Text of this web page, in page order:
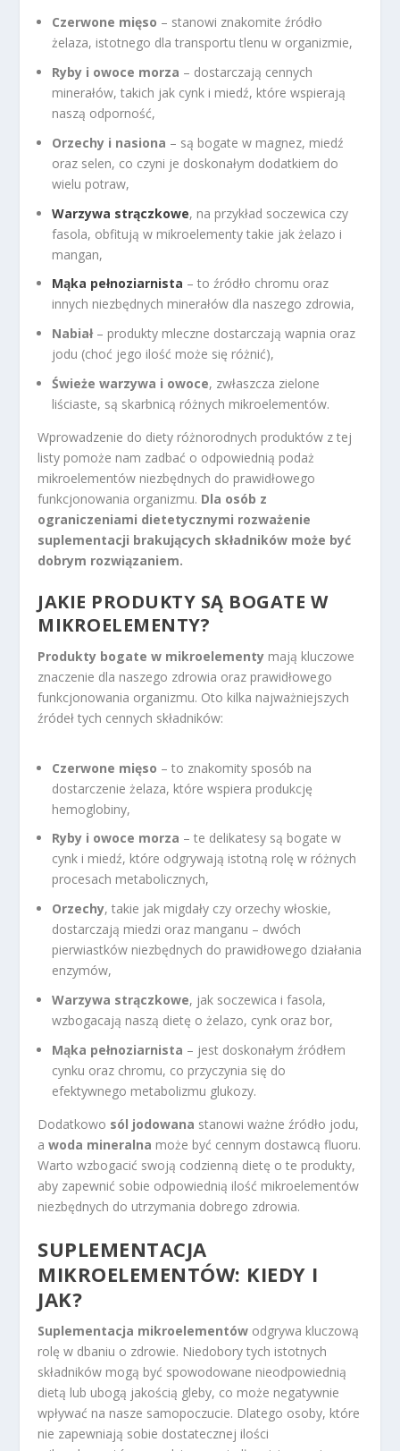
Czerwone mięso – stanowi znakomite źródło
żelaza, istotnego dla transportu tlenu w organizmie,
Ryby i owoce morza – dostarczają cennych
minerałów, takich jak cynk i miedź, które wspierają
naszą odporność,
Orzechy i nasiona – są bogate w magnez, miedź
oraz selen, co czyni je doskonałym dodatkiem do
wielu potraw,
Warzywa strączkowe, na przykład soczewica czy
fasola, obfitują w mikroelementy takie jak żelazo i
mangan,
Mąka pełnoziarnista – to źródło chromu oraz
innych niezbędnych minerałów dla naszego zdrowia,
Nabiał– produkty mleczne dostarczają wapnia oraz
jodu (choć jego ilość może się różnić),
Świeże warzywa i owoce, zwłaszcza zielone
liściaste, są skarbnicą różnych mikroelementów.
Wprowadzenie do diety różnorodnych produktów z tej
listy pomoże nam zadbać o odpowiednią podaż
mikroelementów niezbędnych do prawidłowego
funkcjonowania organizmu. Dla osób z
ograniczeniami dietetycznymi rozważenie
suplementacji brakujących składników może być
dobrym rozwiązaniem.
JAKIE PRODUKTY SĄ BOGATE W
MIKROELEMENTY?
Produkty bogate w mikroelementy mają kluczowe
znaczenie dla naszego zdrowia oraz prawidłowego
funkcjonowania organizmu. Oto kilka najważniejszych
źródeł tych cennych składników:
Czerwone mięso – to znakomity sposób na
dostarczenie żelaza, które wspiera produkcję
hemoglobiny,
Ryby i owoce morza – te delikatesy są bogate w
cynk i miedź, które odgrywają istotną rolę w różnych
procesach metabolicznych,
Orzechy, takie jak migdały czy orzechy włoskie,
dostarczają miedzi oraz manganu – dwóch
pierwiastków niezbędnych do prawidłowego działania
enzymów,
Warzywa strączkowe, jak soczewica i fasola,
wzbogacają naszą dietę o żelazo, cynk oraz bor,
Mąka pełnoziarnista – jest doskonałym źródłem
cynku oraz chromu, co przyczynia się do
efektywnego metabolizmu glukozy.
Dodatkowo sól jodowana stanowi ważne źródło jodu,
awoda mineralna może być cennym dostawcą fluoru.
Warto wzbogacić swoją codzienną dietę o te produkty,
aby zapewnić sobie odpowiednią ilość mikroelementów
niezbędnych do utrzymania dobrego zdrowia.
SUPLEMENTACJA
MIKROELEMENTÓW: KIEDY I
JAK?
Suplementacja mikroelementów odgrywa kluczową
rolę w dbaniu o zdrowie. Niedobory tych istotnych
składników mogą być spowodowane nieodpowiednią
dietą lub ubogą jakością gleby, co może negatywnie
wpływać na nasze samopoczucie. Dlatego osoby, które
nie zapewniają sobie dostatecznej ilości